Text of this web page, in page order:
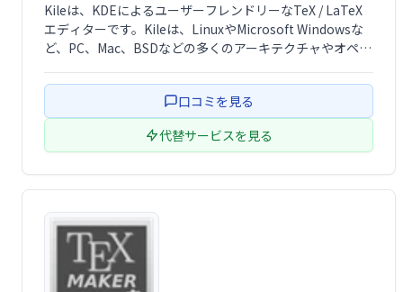
Kileは、KDEによるユーザーフレンドリーなTeX / LaTeX
エディターです。Kileは、LinuxやMicrosoft Windowsな
ど、PC、Mac、BSDなどの多くのアーキテクチャやオペレ
口コミを見る
代替サービスを見る